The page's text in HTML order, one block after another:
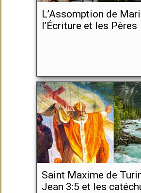
L’Assomption de
l’Écriture et les Pères
Saint Maxime de
Jean 3:5 et les